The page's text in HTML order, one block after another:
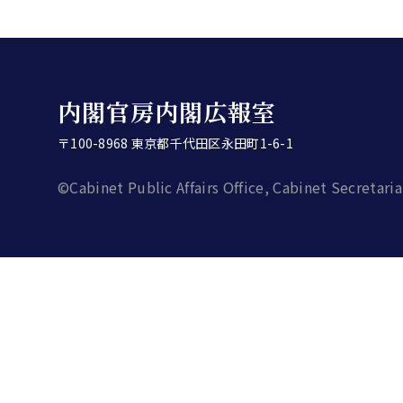
内閣官房内閣広報室
〒100-8968 東京都千代田区永田町1-6-1
©Cabinet Public Affairs Office, Cabinet